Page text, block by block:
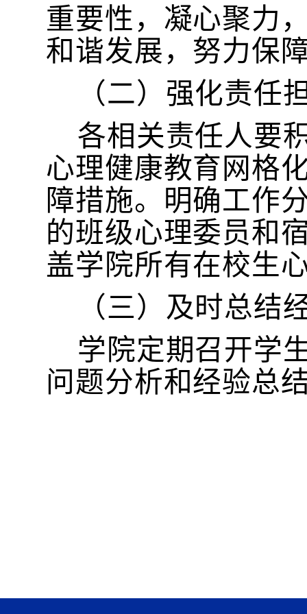
重要性，凝心聚力
和谐发展，努力保
（二）强化责任
各相关责任人要
心理健康教育网格
障措施。明确工作
的班级心理委员和
盖学院所有在校生
（三）及时总结
学院定期召开学
问题分析和经验总